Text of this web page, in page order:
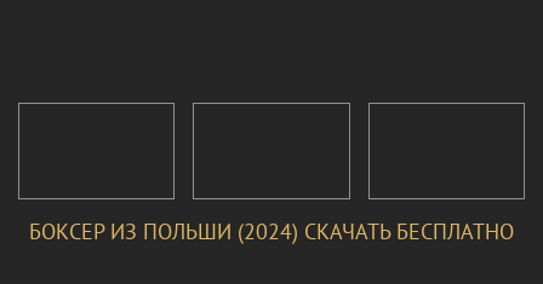
БОКСЕР ИЗ ПОЛЬШИ (2024) СКАЧАТЬ БЕСПЛАТНО